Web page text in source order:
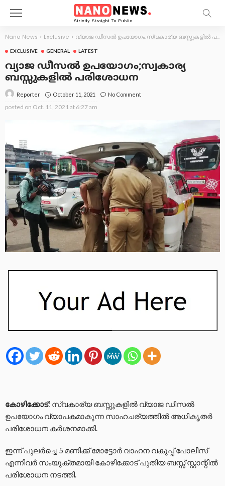
Nano News > Exclusive > വ്യാജ ഡീസൽ ഉപയോഗം;സ്വകാര്യ ബസ്സുകളിൽ പരിശോധന
EXCLUSIVE GENERAL LATEST
വ്യാജ ഡീസൽ ഉപയോഗം;സ്വകാര്യ
ബസ്സുകളിൽ പരിശോധന
Reporter October 11, 2021 No Comment
posted on Oct. 11, 2021 at 6:27 am
കോഴിക്കോട്: സ്വകാര്യ ബസ്സുകളിൽ വ്യാജ ഡീസൽ
ഉപയോഗം വ്യാപകമാകുന്ന സാഹചര്യത്തിൽ അധികൃതർ
പരിശോധന കർശനമാക്കി.
ഇന്ന് പുലർച്ചെ 5 മണിക്ക് മോട്ടോർ വാഹന വകുപ്പ് പോലീസ്
എന്നിവർ സംയുക്തമായി കോഴിക്കോട് പുതിയ ബസ്സ് സ്റ്റാന്റിൽ
പരിശോധന നടത്തി.